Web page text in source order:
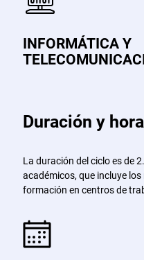
INFORMÁTICA Y
Duración y
La duración del ciclo es de
académicos, que incluye
formación en centros de